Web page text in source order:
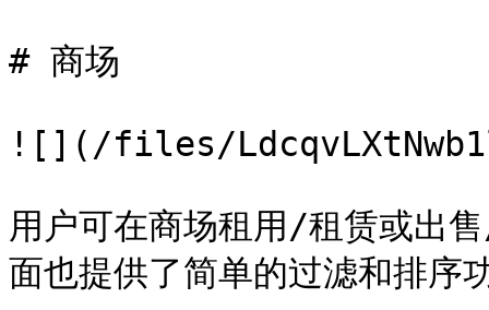
# 商场
![](/files/
用户可在商场租用/租赁或出
面也提供了简单的过滤和排序